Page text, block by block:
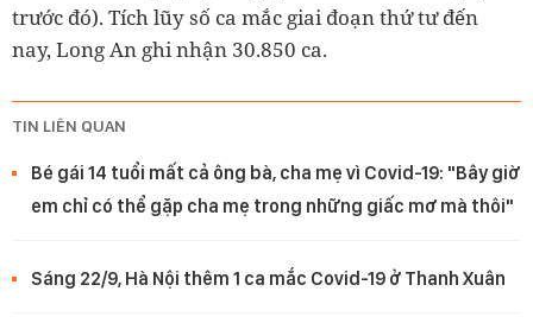
trước đó). Tích lũy số ca mắc giai đoạn thứ tư đến
nay, Long An ghi nhận 30.850 ca.
TIN LIÊN QUAN
Bé gái 14 tuổi mất cả ông bà, cha mẹ vì Covid-19: "Bây giờ
em chỉ có thể gặp cha mẹ trong những giấc mơ mà thôi"
Sáng 22/9, Hà Nội thêm 1 ca mắc Covid-19 ở Thanh Xuân